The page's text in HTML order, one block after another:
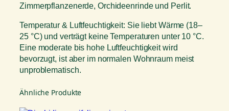
Zimmerpflanzenerde, Orchideenrinde und Perlit.
Temperatur & Luftfeuchtigkeit: Sie liebt Wärme (18–
25 °C) und verträgt keine Temperaturen unter 10 °C.
Eine moderate bis hohe Luftfeuchtigkeit wird
bevorzugt, ist aber im normalen Wohnraum meist
unproblematisch.
Ähnliche Produkte